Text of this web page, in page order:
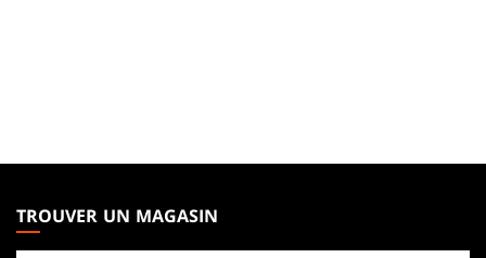
THE
GATHERING
TROUVER UN MAGASIN